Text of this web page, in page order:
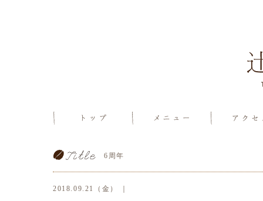
6周年
2018.09.21（金） ｜